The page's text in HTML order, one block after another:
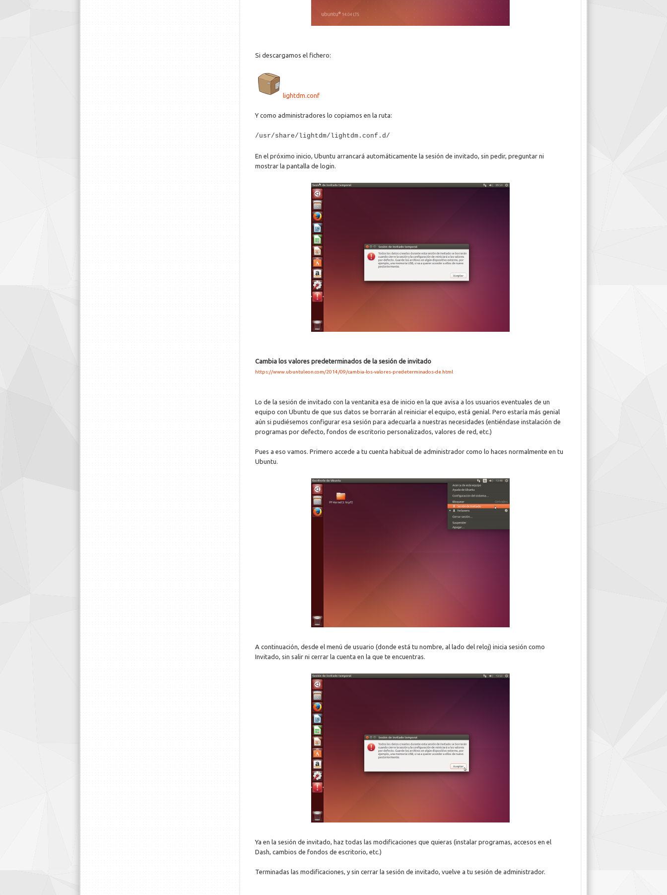
Si descargamos el fichero:
lightdm.conf
Y como administradores lo copiamos en la ruta:
/usr/share/lightdm/lightdm.conf.d/
En el próximo inicio, Ubuntu arrancará automáticamente la sesión de invitado, sin pedir, preguntar ni
mostrar la pantalla de login.
Cambia los valores predeterminados de la sesión de invitado
https://www.ubuntuleon.com/2014/09/cambia-los-valores-predeterminados-de.html
Lo de la sesión de invitado con la ventanita esa de inicio en la que avisa a los usuarios eventuales de un
equipo con Ubuntu de que sus datos se borrarán al reiniciar el equipo, está genial. Pero estaría más genial
aún si pudiésemos configurar esa sesión para adecuarla a nuestras necesidades (entiéndase instalación de
programas por defecto, fondos de escritorio personalizados, valores de red, etc.)
Pues a eso vamos. Primero accede a tu cuenta habitual de administrador como lo haces normalmente en tu
Ubuntu.
A continuación, desde el menú de usuario (donde está tu nombre, al lado del reloj) inicia sesión como
Invitado, sin salir ni cerrar la cuenta en la que te encuentras.
Ya en la sesión de invitado, haz todas las modificaciones que quieras (instalar programas, accesos en el
Dash, cambios de fondos de escritorio, etc.)
Terminadas las modificaciones, y sin cerrar la sesión de invitado, vuelve a tu sesión de administrador.